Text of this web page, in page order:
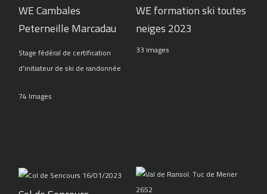
WE Cambales
Peterneille Marcadau
Stage fédéral de certification
d'initiateur de ski de randonnée
74 Images
WE formation ski toutes
neiges 2023
33 Images